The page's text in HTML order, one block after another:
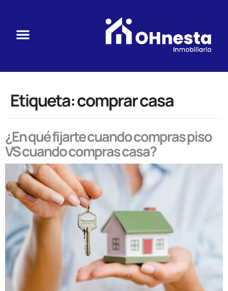
Etiqueta:comprar casa
¿En qué fijarte cuando compras piso
VS cuando compras casa?